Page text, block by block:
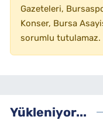
Gazeteleri,
Konser, Bursa
sorumlu tutulamaz.
Yükleniyor...